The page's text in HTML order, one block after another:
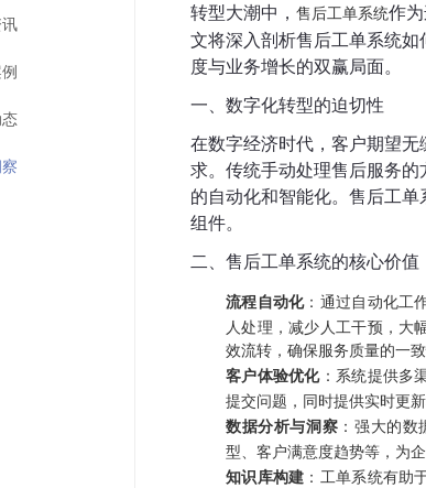
转型大潮中， 售后工单系统作
文将深入剖析售后工单系统
度与业务增长的双赢局面。
一、数字化转型的迫切性
在数字经济时代，客户期望
求。传统手动处理售后服务
的自动化和智能化。售后工
组件。
二、售后工单系统的核心价值
流程自动化：通过自动化工
人处理，减少人工干预，大
效流转，确保服务质量的一致
客户体验优化：系统提供多
提交问题，同时提供实时更
数据分析与洞察 ：强大的
型、客户满意度趋势等，为
知识库构建 ：工单系统有助